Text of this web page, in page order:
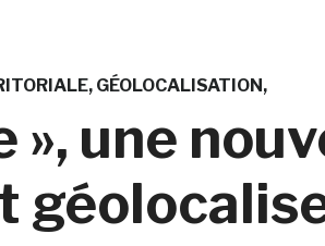
GÉOLOCALISATION
», une